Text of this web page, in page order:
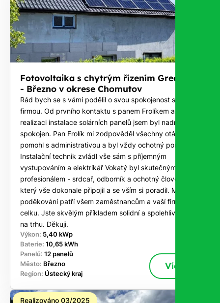
nestojí.
Fotovoltaika s chytrým řízením GreenBox
- Březno v okrese Chomutov
Rád bych se s vámi podělil o svou spokojenost s vaší
firmou. Od prvního kontaktu s panem Frolíkem až po
realizaci instalace solárních panelů jsem byl nadmíru
spokojen. Pan Frolík mi zodpověděl všechny otázky,
pomohl s administrativou a byl vždy ochotný poradit.
Instalační technik zvládl vše sám s příjemným
vystupováním a elektrikář Vokatý byl skutečným
profesionálem - srdcař, odborník a ochotný člověk,
který vše dokonale připojil a se vším si poradil. Mé
poděkování patří všem zaměstnancům a vaší firmě jako
celku. Jste skvělým příkladem solidní a spolehlivé firmy
na trhu. Děkuji.
Výkon: 5,40 kWp
Baterie: 10,65 kWh
Panelů: 12 panelů
Město: Březno
Region: Ústecký kraj
Více
Realizováno 03/2025